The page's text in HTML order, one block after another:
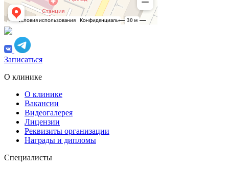
Записаться
О клинике
О клинике
Вакансии
Видеогалерея
Лицензии
Реквизиты организации
Награды и дипломы
Специалисты